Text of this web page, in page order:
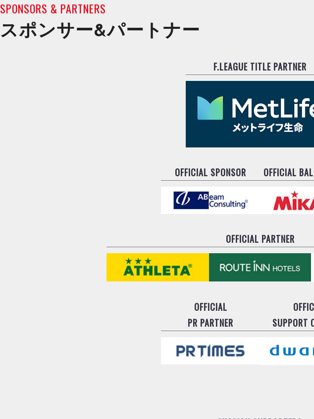
SPONSORS & PARTNERS
スポンサー&パートナー
F.LEAGUE TITLE PARTNER
OFFICIAL SPONSOR OFFICIAL
OFFICIAL PARTNER
OFFICIAL
PR PARTNER
SUPPORT